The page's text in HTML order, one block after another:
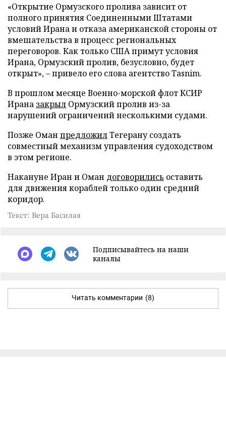
«Открытие Ормузского пролива зависит от
полного принятия Соединенными Штатами
условий Ирана и отказа американской стороны от
вмешательства в процесс региональных
переговоров. Как только США примут условия
Ирана, Ормузский пролив, безусловно, будет
открыт», – привело его слова агентство Tasnim.
В прошлом месяце Военно-морской флот КСИР
Ирана закрыл Ормузский пролив из-за
нарушений ограничений несколькими судами.
Позже Оман предложилТегерану создать
совместный механизм управления судоходством
в этом регионе.
Накануне Иран и Оман договорились оставить
для движения кораблей только один средний
коридор.
Текст: Вера Басилая
Подписывайтесь на наши
каналы
Читать комментарии (8)